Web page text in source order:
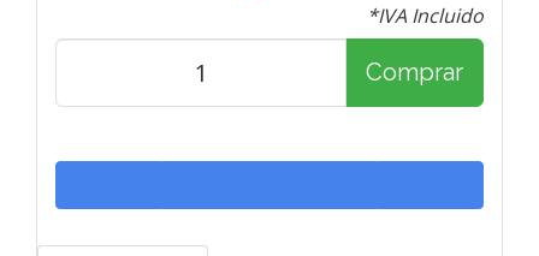
*IVA Incluido
Comprar